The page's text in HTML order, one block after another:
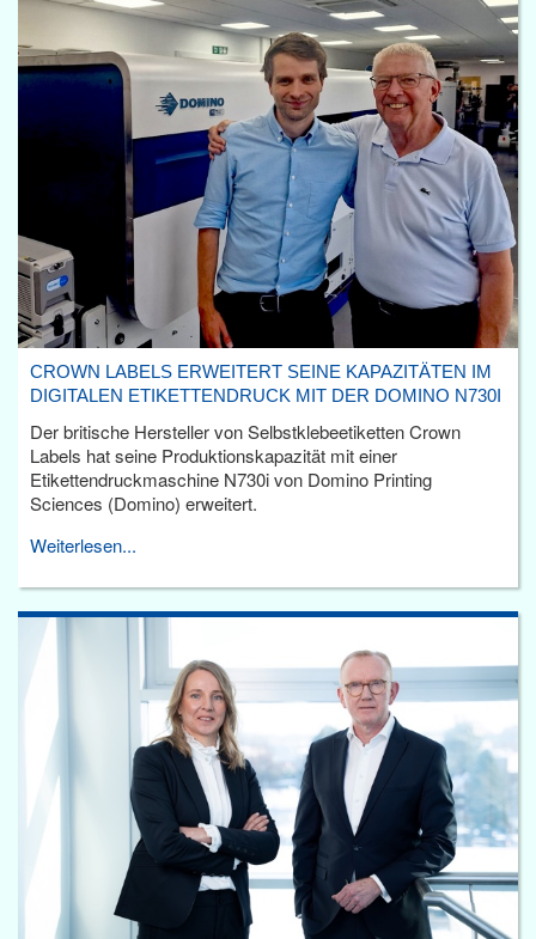
CROWN LABELS ERWEITERT SEINE KAPAZITÄTEN IM
DIGITALEN ETIKETTENDRUCK MIT DER DOMINO N730I
Der britische Hersteller von Selbstklebeetiketten Crown
Labels hat seine Produktionskapazität mit einer
Etikettendruckmaschine N730i von Domino Printing
Sciences (Domino) erweitert.
Weiterlesen...